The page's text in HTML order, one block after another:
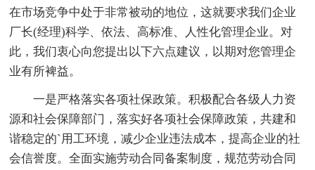
在市场竞争中处于非常被动的地位，这就要求我们企业
厂长(经理)科学、依法、高标准、人性化管理企业。对
此，我们衷心向您提出以下六点建议，以期对您管理企
业有所裨益。
一是严格落实各项社保政策。积极配合各级人力资
源和社会保障部门，落实好各项社会保障政策，共建和
谐稳定的`用工环境，减少企业违法成本，提高企业的社
会信誉度。全面实施劳动合同备案制度，规范劳动合同